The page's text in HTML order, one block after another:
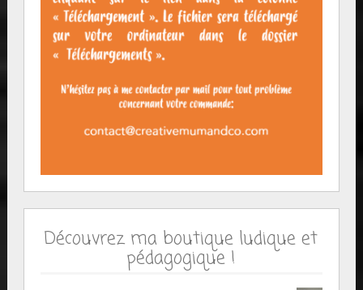
Découvrez ma boutique ludique et
pédagogique !